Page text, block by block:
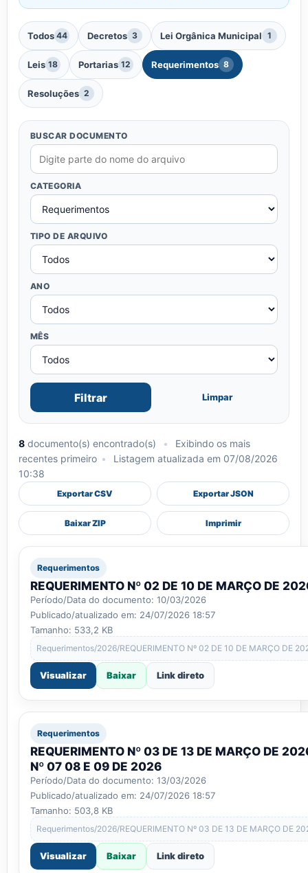
Todos 44 Decretos 3 Lei Orgânica Municipal 1
Leis 18 Portarias 12 Requerimentos 8
Resoluções 2
BUSCAR DOCUMENTO
CATEGORIA
TIPO DE ARQUIVO
ANO
MÊS
Filtrar Limpar
8 documento(s) encontrado(s) •
Exibindo os mais
recentes primeiro •
Listagem atualizada em 07/08/2026
10:38
Exportar CSV Exportar JSON
Baixar ZIP Imprimir
Requerimentos
REQUERIMENTO Nº 02 DE 10 DE MARÇO DE
Período/Data do documento: 10/03/2026
Publicado/atualizado em: 24/07/2026 18:57
Tamanho: 533,2 KB
Requerimentos/2026/REQUERIMENTO Nº 02 DE 10 DE MARÇO DE
Visualizar Baixar Link direto
Requerimentos
REQUERIMENTO Nº 03 DE 13 DE MARÇO DE
Nº 07 08 E 09 DE 2026
Período/Data do documento: 13/03/2026
Publicado/atualizado em: 24/07/2026 18:57
Tamanho: 503,8 KB
Requerimentos/2026/REQUERIMENTO Nº 03 DE 13 DE MARÇO DE
Visualizar Baixar Link direto